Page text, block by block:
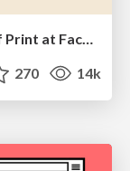
Imperfection Machines: The Place of Print at Facebook
270 14k